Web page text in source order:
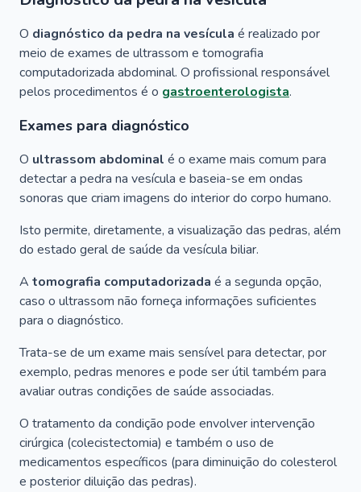
O diagnóstico da pedra na vesícula é realizado por
meio de exames de ultrassom e tomografia
computadorizada abdominal. O profissional responsável
pelos procedimentos é o gastroenterologista.
Exames para diagnóstico
O ultrassom abdominal é o exame mais comum para
detectar a pedra na vesícula e baseia-se em ondas
sonoras que criam imagens do interior do corpo humano.
Isto permite, diretamente, a visualização das pedras, além
do estado geral de saúde da vesícula biliar.
A tomografia computadorizada é a segunda opção,
caso o ultrassom não forneça informações suficientes
para o diagnóstico.
Trata-se de um exame mais sensível para detectar, por
exemplo, pedras menores e pode ser útil também para
avaliar outras condições de saúde associadas.
O tratamento da condição pode envolver intervenção
cirúrgica (colecistectomia) e também o uso de
medicamentos específicos (para diminuição do colesterol
e posterior diluição das pedras).